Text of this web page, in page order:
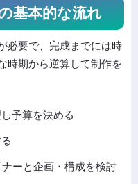
基本的な流れ
必要で、完成までには時
時期から逆算して制作を
予算を決める
ナーと企画・構成を検討